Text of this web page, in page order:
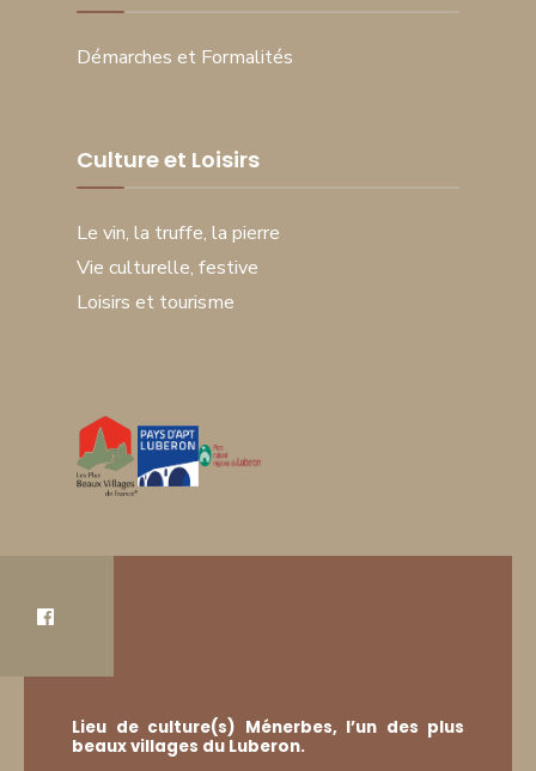
Démarches et Formalités
Culture et Loisirs
Le vin, la truffe, la pierre
Vie culturelle, festive
Loisirs et tourisme
Lieu de culture(s) Ménerbes, l’un des plus
beaux villages du Luberon.